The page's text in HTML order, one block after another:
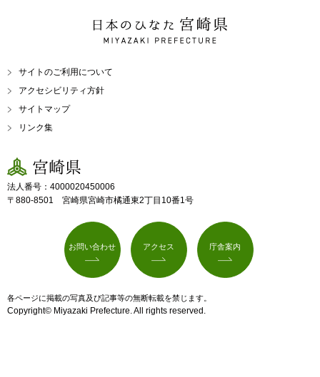
日本のひなた 宮崎県
MIYAZAKI PREFECTURE
サイトのご利用について
アクセシビリティ方針
サイトマップ
リンク集
宮崎県
法人番号：4000020450006
〒880-8501 宮崎県宮崎市橘通東2丁目10番1号
お問い合わせ アクセス 庁舎案内
各ページに掲載の写真及び記事等の無断転載を禁じます。
Copyright© Miyazaki Prefecture. All rights reserved.